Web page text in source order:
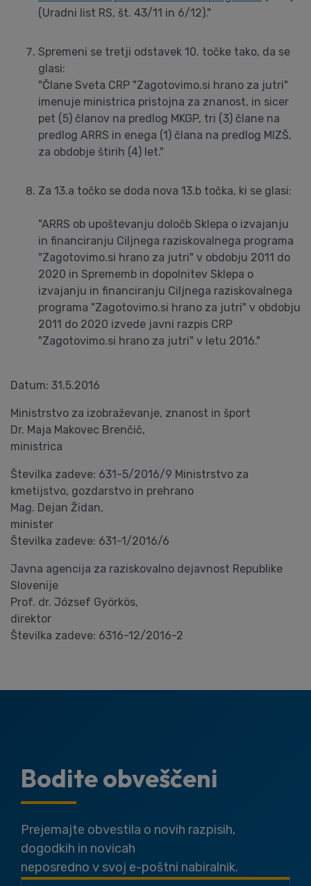
(Uradni list RS, št. 43/11 in 6/12)."
Spremeni se tretji odstavek 10. točke tako, da se
glasi:
"Člane Sveta CRP "Zagotovimo.si hrano za jutri"
imenuje ministrica pristojna za znanost, in sicer
pet (5) članov na predlog MKGP, tri (3) člane na
predlog ARRS in enega (1) člana na predlog MIZŠ,
za obdobje štirih (4) let."
Za 13.a točko se doda nova 13.b točka, ki se glasi:
"ARRS ob upoštevanju določb Sklepa o izvajanju
in financiranju Ciljnega raziskovalnega programa
"Zagotovimo.si hrano za jutri" v obdobju 2011 do
2020 in Sprememb in dopolnitev Sklepa o
izvajanju in financiranju Ciljnega raziskovalnega
programa "Zagotovimo.si hrano za jutri" v obdobju
2011 do 2020 izvede javni razpis CRP
"Zagotovimo.si hrano za jutri" v letu 2016."
Datum: 31.5.2016
Ministrstvo za izobraževanje, znanost in šport
Dr. Maja Makovec Brenčič,
ministrica
Številka zadeve: 631-5/2016/9 Ministrstvo za
kmetijstvo, gozdarstvo in prehrano
Mag. Dejan Židan,
minister
Številka zadeve: 631-1/2016/6
Javna agencija za raziskovalno dejavnost Republike
Slovenije
Prof. dr. József Györkös,
direktor
Številka zadeve: 6316-12/2016-2
Bodite obveščeni
Prejemajte obvestila o novih razpisih,
dogodkih in novicah
neposredno v svoj e-poštni nabiralnik.